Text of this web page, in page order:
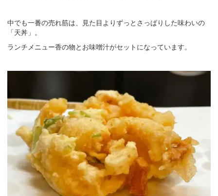
中でも一番の売れ筋は、見た目よりずっとさっぱりした味わいの
「天丼」。
ランチメニュー香の物とお味噌汁がセットになっています。